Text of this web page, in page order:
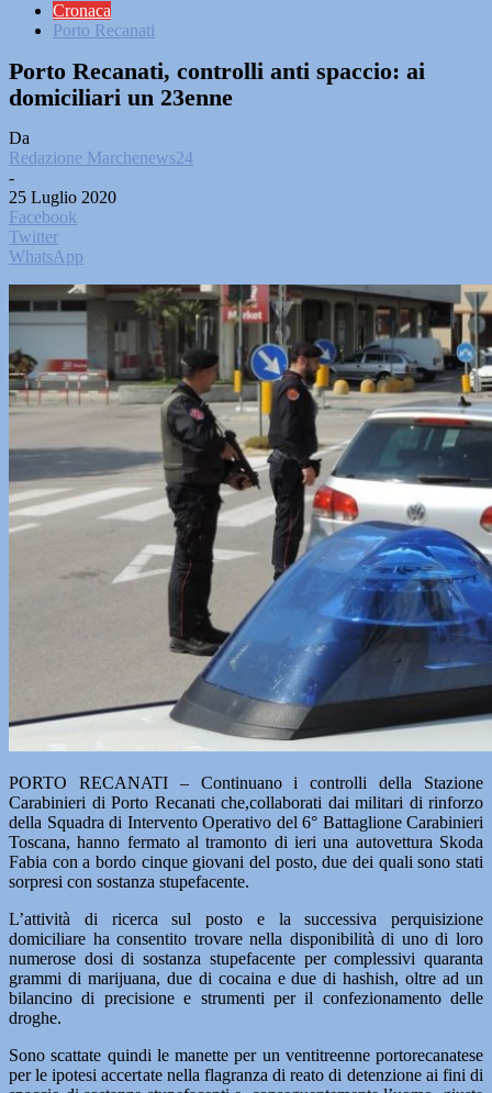
Cronaca
Porto Recanati
Porto Recanati, controlli anti spaccio: ai
domiciliari un 23enne
Da
Redazione Marchenews24
-
25 Luglio 2020
Facebook
Twitter
WhatsApp
PORTO RECANATI – Continuano i controlli della Stazione
Carabinieri di Porto Recanati che,collaborati dai militari di rinforzo
della Squadra di Intervento Operativo del 6° Battaglione Carabinieri
Toscana, hanno fermato al tramonto di ieri una autovettura Skoda
Fabia con a bordo cinque giovani del posto, due dei quali sono stati
sorpresi con sostanza stupefacente.
L’attività di ricerca sul posto e la successiva perquisizione
domiciliare ha consentito trovare nella disponibilità di uno di loro
numerose dosi di sostanza stupefacente per complessivi quaranta
grammi di marijuana, due di cocaina e due di hashish, oltre ad un
bilancino di precisione e strumenti per il confezionamento delle
droghe.
Sono scattate quindi le manette per un ventitreenne portorecanatese
per le ipotesi accertate nella flagranza di reato di detenzione ai fini di